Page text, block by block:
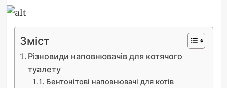
Зміст
Різновиди наповнювачів для котячого
туалету
Бентонітові наповнювачі для котів